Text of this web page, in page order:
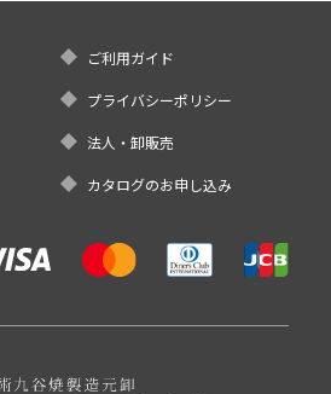
ご利用ガイド
プライバシーポリシー
法人・卸販売
カタログのお申し込み